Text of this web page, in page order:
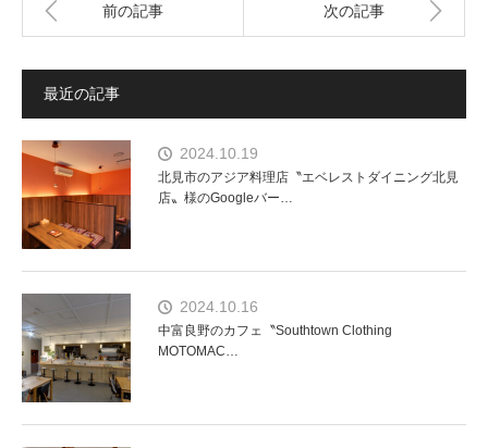
前の記事 次の記事
最近の記事
2024.10.19
北見市のアジア料理店〝エベレストダイニング北見
店〟様のGoogleバー…
2024.10.16
中富良野のカフェ〝Southtown Clothing
MOTOMAC…